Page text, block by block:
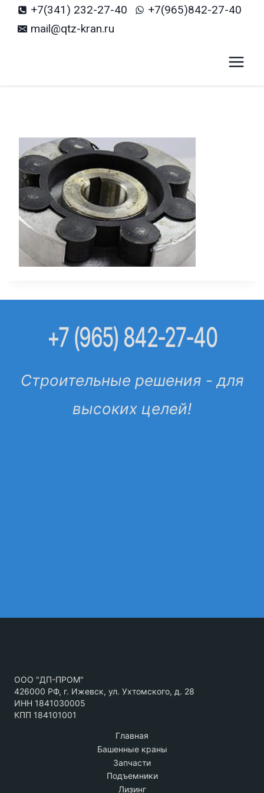
Перейти
содержанию
+7(341) 232-27-40
+7(965)842-27-40
mail@qtz-kran.ru
+7 (965) 842-27-40
Строительные решения - для
высоких целей!
ООО "ДП-ПРОМ"
426000 РФ, г. Ижевск, ул. Ухтомского, д. 28
ИНН 1841030005
КПП 184101001
Главная
Башенные краны
Запчасти
Подъемники
Лизинг